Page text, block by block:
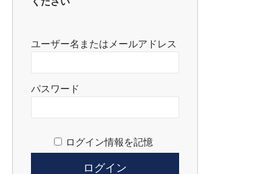
ユーザー名またはメールアドレス
パスワード
ログイン情報を記憶